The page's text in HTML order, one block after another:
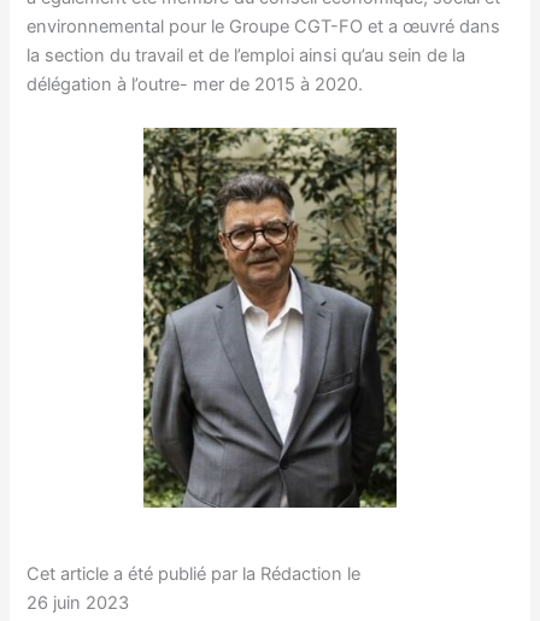
environnemental pour le Groupe CGT-FO et a œuvré dans
la section du travail et de l’emploi ainsi qu’au sein de la
délégation à l’outre- mer de 2015 à 2020.
Cet article a été publié par la Rédaction le
26 juin 2023